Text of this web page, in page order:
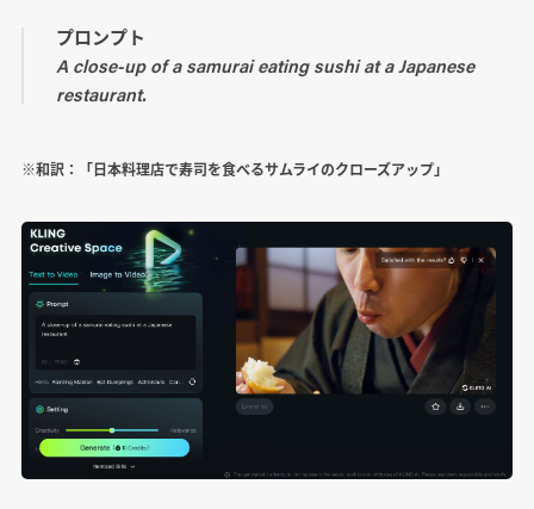
プロンプト
A close-up of a samurai eating sushi at a Japanese
restaurant.
※和訳：「日本料理店で寿司を食べるサムライのクローズアップ」